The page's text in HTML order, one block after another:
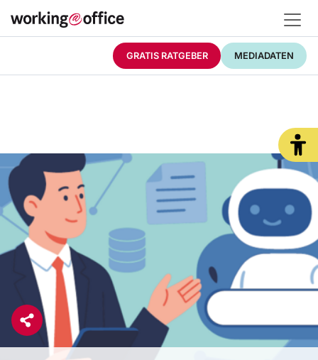
GRATIS RATGEBER MEDIADATEN